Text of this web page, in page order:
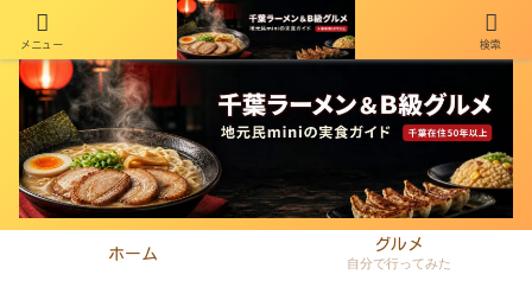
千葉在住50年以上のminiがラーメン・町中華・B級グルメを本音レビュー
ホーム
グルメ
自分で行ってみた
メニュー 検索